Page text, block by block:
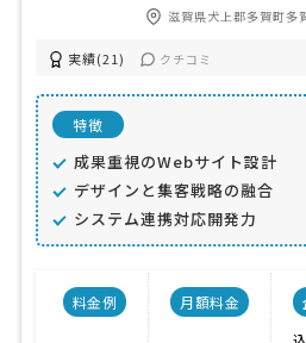
滋賀県犬上郡多賀町多
実績(21) クチコミ
特徴
成果重視のWebサイト設計
デザインと集客戦略の融合
システム連携対応開発力
料金例 月額料金